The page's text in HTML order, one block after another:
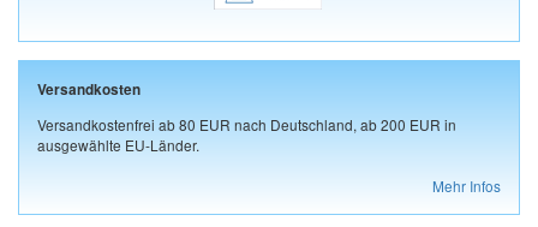
Versandkosten
Versandkostenfrei ab 80 EUR nach Deutschland, ab 200 EUR in
ausgewählte EU-Länder.
Mehr Infos